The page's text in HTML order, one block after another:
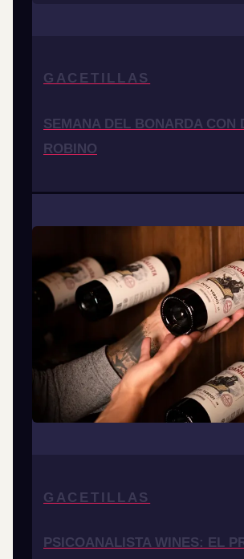
GACETILLAS
SEMANA DEL BONARDA CON
ROBINO
GACETILLAS
PSICOANALISTA WINES: EL